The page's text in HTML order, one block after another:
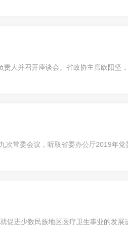
人并召开座谈会。省政协主席欧阳坚
常委会议，听取省委办公厅2019年党
进少数民族地区医疗卫生事业的发展